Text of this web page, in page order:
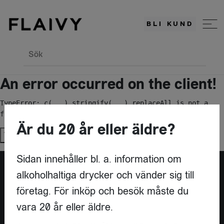
BLI KUND
Sök
An error occurred on the client!
TypeError: c(...).stringify(...).replaceAll is not a
function
Try again
Är du leverantör?
Är du 20 år eller äldre?
Sidan innehåller bl. a. information om
alkoholhaltiga drycker och vänder sig till
företag. För inköp och besök måste du
vara 20 år eller äldre.